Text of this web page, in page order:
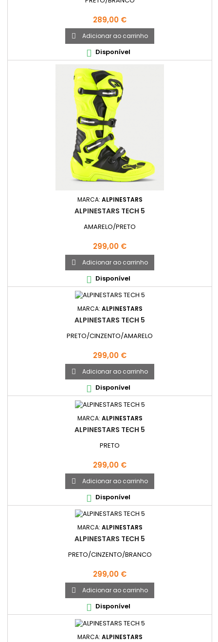
Preço
289,00 €
 Adicionar ao carrinho
 Disponível
MARCA: ALPINESTARS
ALPINESTARS TECH 5
AMARELO/PRETO
Preço
299,00 €
 Adicionar ao carrinho
 Disponível
MARCA: ALPINESTARS
ALPINESTARS TECH 5
PRETO/CINZENTO/AMARELO
Preço
299,00 €
 Adicionar ao carrinho
 Disponível
MARCA: ALPINESTARS
ALPINESTARS TECH 5
PRETO
Preço
299,00 €
 Adicionar ao carrinho
 Disponível
MARCA: ALPINESTARS
ALPINESTARS TECH 5
PRETO/CINZENTO/BRANCO
Preço
299,00 €
 Adicionar ao carrinho
 Disponível
MARCA: ALPINESTARS